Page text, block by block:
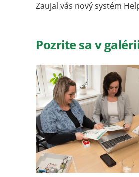
Zaujal vás nový systém
Pozrite sa v